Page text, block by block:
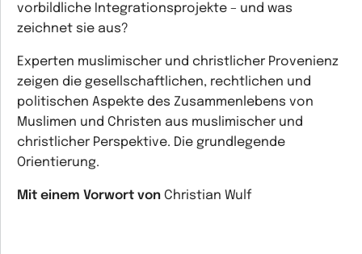
vorbildliche Integrationsprojekte – und was
zeichnet sie aus?
Experten muslimischer und christlicher Provenienz
zeigen die gesellschaftlichen, rechtlichen und
politischen Aspekte des Zusammenlebens von
Muslimen und Christen aus muslimischer und
christlicher Perspektive. Die grundlegende
Orientierung.
Mit einem Vorwort von Christian Wulf